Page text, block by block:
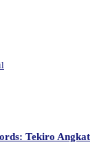
Tekiro Angkat